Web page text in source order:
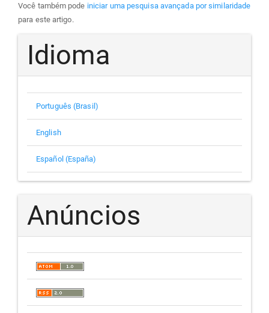
Você também pode iniciar uma pesquisa avançada por similaridade
para este artigo.
Idioma
Português (Brasil)
English
Español (España)
Anúncios